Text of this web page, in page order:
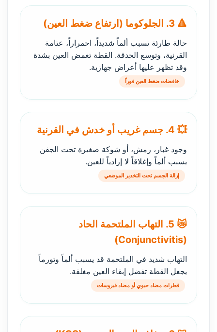
🔺 3. الجلوكوما (ارتفاع ضغط العين)
حالة طارئة تسبب ألماً شديداً، احمراراً، عتامة
القرنية، وتوسع الحدقة. القطة تغمض العين بشدة
وقد تظهر عليها أعراض جهازية.
خافضات ضغط العين فوراً
💥 4. جسم غريب أو خدش في القرنية
وجود غبار، رمش، أو شوكة صغيرة تحت الجفن
يسبب ألماً وإغلاقاً لا إرادياً للعين.
إزالة الجسم تحت التخدير الموضعي
😿 5. التهاب الملتحمة الحاد
(Conjunctivitis)
التهاب شديد في الملتحمة قد يسبب ألماً وتورماً
يجعل القطة تفضل إبقاء العين مغلقة.
قطرات مضاد حيوي أو مضاد فيروسات